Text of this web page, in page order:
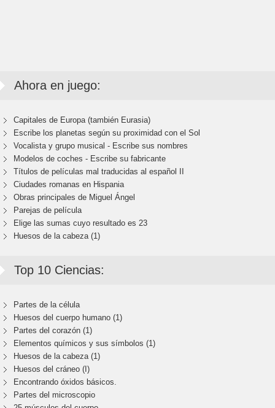
Ahora en juego:
Capitales de Europa (también Eurasia)
Escribe los planetas según su proximidad con el Sol
Vocalista y grupo musical - Escribe sus nombres
Modelos de coches - Escribe su fabricante
Títulos de películas mal traducidas al español II
Ciudades romanas en Hispania
Obras principales de Miguel Ángel
Parejas de película
Elige las sumas cuyo resultado es 23
Huesos de la cabeza (1)
Top 10 Ciencias:
Partes de la célula
Huesos del cuerpo humano (1)
Partes del corazón (1)
Elementos químicos y sus símbolos (1)
Huesos de la cabeza (1)
Huesos del cráneo (I)
Encontrando óxidos básicos.
Partes del microscopio